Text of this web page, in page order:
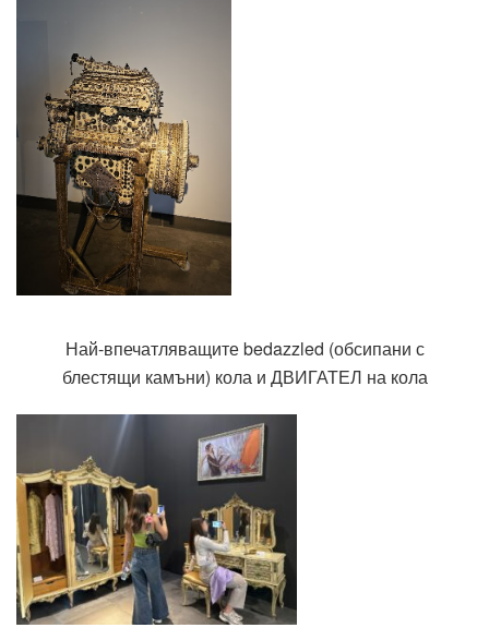
Най-впечатляващите bedazzled (обсипани с
блестящи камъни) кола и ДВИГАТЕЛ на кола